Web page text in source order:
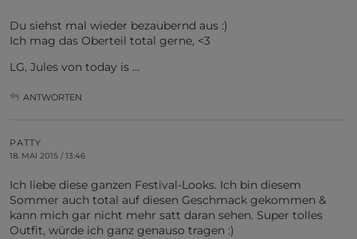
Du siehst mal wieder bezaubernd aus :)
Ich mag das Oberteil total gerne, <3
LG, Jules von today is …
ANTWORTEN
PATTY
18. MAI 2015 / 13:46
Ich liebe diese ganzen Festival-Looks. Ich bin diesem
Sommer auch total auf diesen Geschmack gekommen &
kann mich gar nicht mehr satt daran sehen. Super tolles
Outfit, würde ich ganz genauso tragen :)